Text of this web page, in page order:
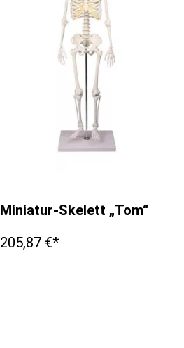
Miniatur-Skelett „Tom“
205,87 €*